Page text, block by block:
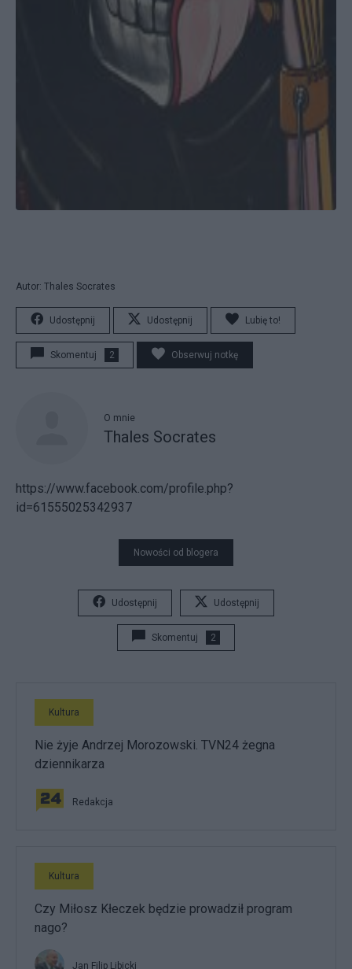
Autor: Thales Socrates
Udostępnij Udostępnij Lubię to!
Skomentuj 2 Obserwuj notkę
O mnie
Thales Socrates
https://www.facebook.com/profile.php?
id=61555025342937
Nowości od blogera
Udostępnij Udostępnij
Skomentuj 2
Kultura
Nie żyje Andrzej Morozowski. TVN24 żegna
dziennikarza
Redakcja
Kultura
Czy Miłosz Kłeczek będzie prowadził program
nago?
Jan Filip Libicki